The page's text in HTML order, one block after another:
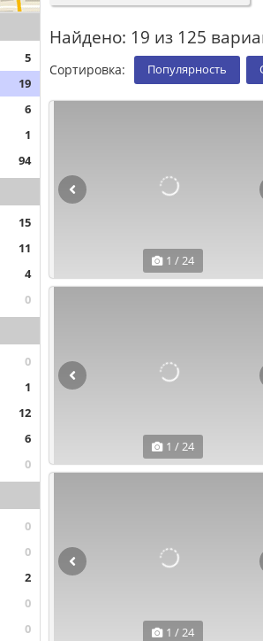
5
19
6
1
94
15
11
4
0
0
1
12
6
0
0
0
2
0
0
Найдено: 19 из 125
Сортировка:
Популярность
1 / 24
1 / 24
1 / 24